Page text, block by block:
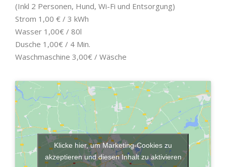
(Inkl 2 Personen, Hund, Wi-Fi und Entsorgung)
Strom 1,00 € / 3 kWh
Wasser 1,00€ / 80l
Dusche 1,00€ / 4 Min.
Waschmaschine 3,00€ / Wäsche
Klicke hier, um Marketing-Cookies zu
akzeptieren und diesen Inhalt zu aktivieren